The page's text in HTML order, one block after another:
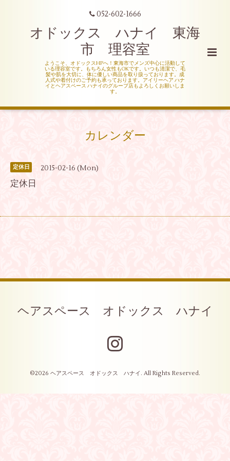
052-602-1666
オドックス ハナイ 東海
市 理容室
ようこそ、オドックスHPへ！東海市でメンズ中心に活動して
いる理容室です。もちろん女性もOKです。いつも清潔で、毛
髪や肌を大切に、体に優しい商品を取り扱っております。成
人式や着付けのご予約も承っております。アイリーヘア ハナ
イとヘアスペース ハナイのグループ店もよろしくお願いしま
す。
カレンダー
定休日 2015-02-16 (Mon)
定休日
ヘアスペース オドックス ハナイ
©2026 ヘアスペース オドックス ハナイ . All Rights Reserved.